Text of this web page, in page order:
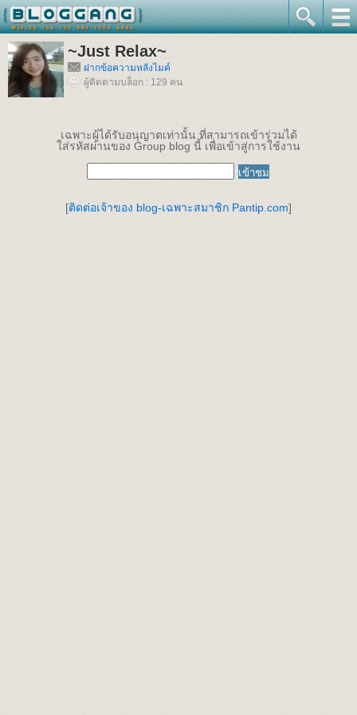
~Just Relax~
ฝากข้อความหลังไมค์
ผู้ติดตามบล็อก : 129 คน
เฉพาะผู้ได้รับอนุญาตเท่านั้น ที่สามารถเข้าร่วมได้
ใส่รหัสผ่านของ Group blog นี้ เพื่อเข้าสู่การใช้งาน
[ติดต่อเจ้าของ blog-เฉพาะสมาชิก Pantip.com]